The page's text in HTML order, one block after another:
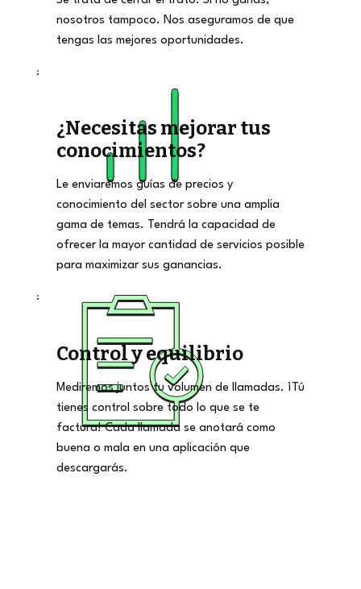
nosotros tampoco. Nos aseguramos de que
tengas las mejores oportunidades.
¿Necesitas mejorar tus
conocimientos?
Le enviaremos guías de precios y
conocimiento del sector sobre una amplia
gama de temas. Tendrá la capacidad de
ofrecer la mayor cantidad de servicios posible
para maximizar sus ganancias.
Control y equilibrio
Mediremos juntos tu volumen de llamadas. ¡Tú
tienes control sobre todo lo que se te
factura! Cada llamada se anotará como
buena o mala en una aplicación que
descargarás.